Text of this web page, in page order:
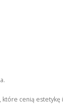
cenią estetykę i